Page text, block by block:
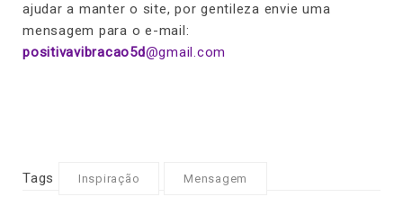
ajudar a manter o site, por gentileza envie uma
mensagem para o e-mail:
positivavibracao5d@gmail.com
Tags Inspiração Mensagem